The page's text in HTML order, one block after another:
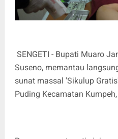
SENGETI - Bupati Muaro
Suseno, memantau
sunat massal 'Sikulup
Puding Kecamatan